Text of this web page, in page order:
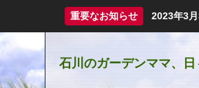
重要なお知らせ 2023年3
石川のガーデンママ、